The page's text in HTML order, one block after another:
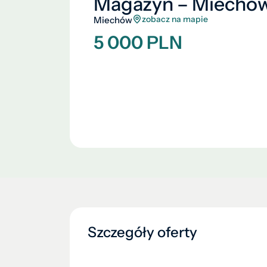
Miechów zobacz na mapie
5 000 PLN
Szczegóły oferty